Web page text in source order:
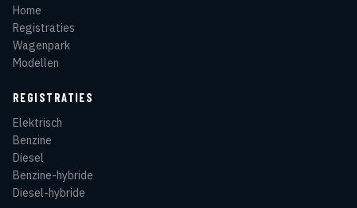
Home
Registraties
Wagenpark
Modellen
REGISTRATIES
Elektrisch
Benzine
Diesel
Benzine-hybride
Diesel-hybride